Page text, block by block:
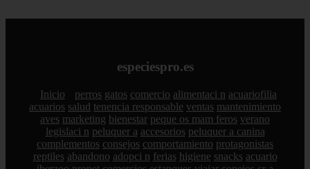
especiespro.es
Inicio perros gatos comercio alimentaci n acuariofilia
acuarios salud tenencia responsable ventas mantenimiento
aves marketing bienestar peque os mam feros verano
legislaci n peluquer a accesorios peluquer a canina
complementos consejos comportamiento protagonistas
reptiles abandono adopci n ferias higiene snacks acuario